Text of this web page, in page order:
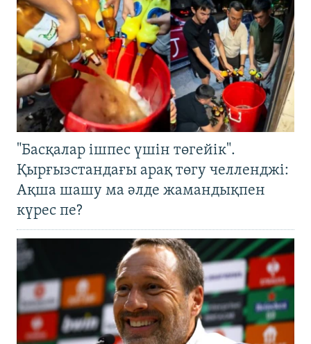
"Басқалар ішпес үшін төгейік".
Қырғызстандағы арақ төгу челленджі:
Ақша шашу ма әлде жамандықпен
күрес пе?